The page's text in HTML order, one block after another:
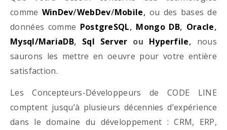
comme WinDev/WebDev/Mobile, ou des bases de
données comme PostgreSQL, Mongo DB, Oracle,
Mysql/MariaDB, Sql Server ou Hyperfile, nous
saurons les mettre en oeuvre pour votre entière
satisfaction.
Les Concepteurs-Développeurs de CODE LINE
comptent jusqu’à plusieurs décennies d’expérience
dans le domaine du développement : CRM, ERP,